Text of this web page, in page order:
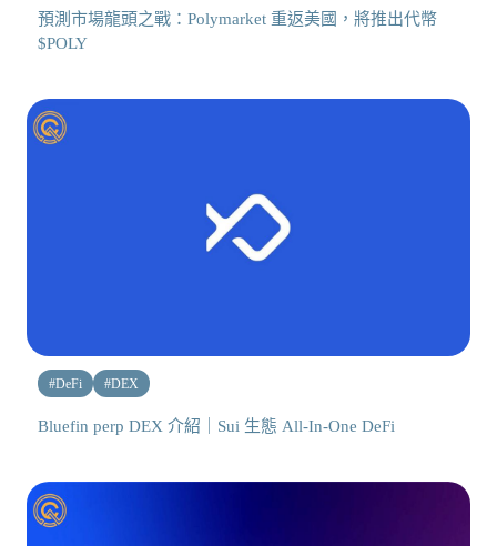
預測市場龍頭之戰：Polymarket 重返美國，將推出代幣
$POLY
#DeFi #DEX
Bluefin perp DEX 介紹｜Sui 生態 All-In-One DeFi